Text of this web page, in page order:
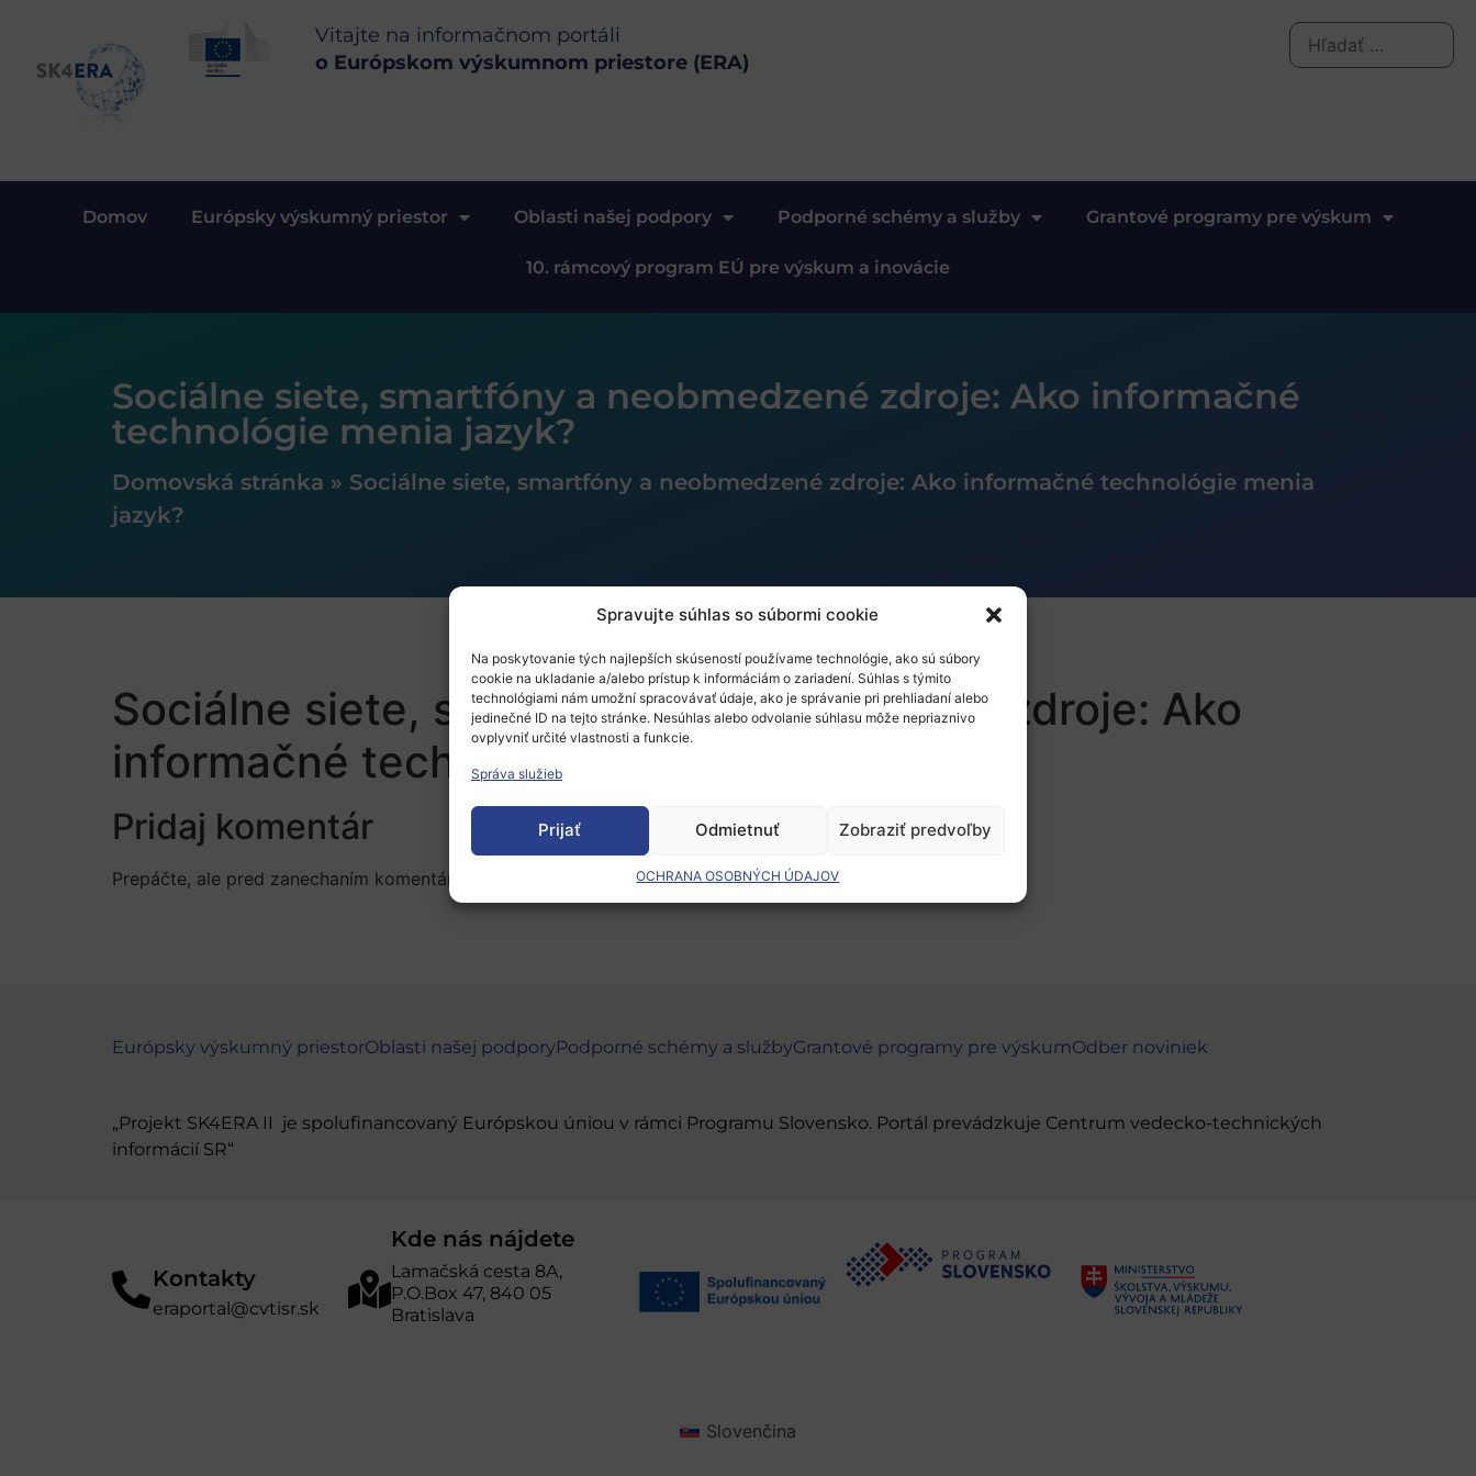
Spravujte súhlas so súbormi cookie
Na poskytovanie tých najlepších skúseností používame technológie, ako sú súbory
cookie na ukladanie a/alebo prístup k informáciám o zariadení. Súhlas s týmito
technológiami nám umožní spracovávať údaje, ako je správanie pri prehliadaní alebo
jedinečné ID na tejto stránke. Nesúhlas alebo odvolanie súhlasu môže nepriaznivo
ovplyvniť určité vlastnosti a funkcie.
Správa služieb
Prijať Odmietnuť Zobraziť predvoľby
OCHRANA OSOBNÝCH ÚDAJOV
Vitajte na informačnom portáli
o Európskom výskumnom priestore (ERA)
Domov Európsky výskumný priestor Oblasti našej podpory Podporné schémy a služby Grantové programy pre výskum
10. rámcový program EÚ pre výskum a inovácie
Sociálne siete, smartfóny a neobmedzené zdroje: Ako informačné
technológie menia jazyk?
Domovská stránka » Sociálne siete, smartfóny a neobmedzené zdroje: Ako informačné technológie menia
jazyk?
Sociálne siete, smartfóny a neobmedzené zdroje: Ako
informačné technológie menia jazyk?
Pridaj komentár
Prepáčte, ale pred zanechaním komentára sa musíte
Európsky výskumný priestorOblasti našej podporyPodporné schémy a službyGrantové programy pre výskumOdber noviniek
„Projekt SK4ERA II je spolufinancovaný Európskou úniou v rámci Programu Slovensko. Portál prevádzkuje Centrum vedecko-technických
informácií SR“
Kontakty
eraportal@cvtisr.sk
Kde nás nájdete
Lamačská cesta 8A,
P.O.Box 47, 840 05
Bratislava
Slovenčina